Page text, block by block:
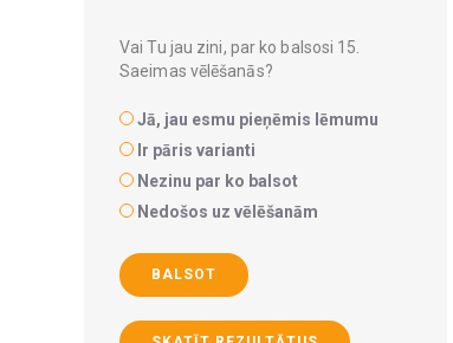
Vai Tu jau zini, par ko balsosi 15.
Saeimas vēlēšanās?
Jā, jau esmu pieņēmis lēmumu
Ir pāris varianti
Nezinu par ko balsot
Nedošos uz vēlēšanām
BALSOT